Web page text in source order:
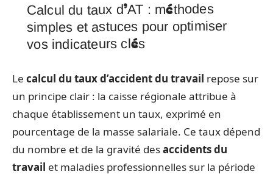
Calcul du taux d’AT : méthodes
simples et astuces pour optimiser
vos indicateurs clés
Le calcul du taux d’accident du travail repose sur
un principe clair : la caisse régionale attribue à
chaque établissement un taux, exprimé en
pourcentage de la masse salariale. Ce taux dépend
du nombre et de la gravité desaccidents du
travail et maladies professionnelles sur la période